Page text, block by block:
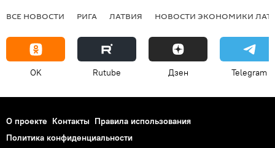
ВСЕ НОВОСТИ РИГА ЛАТВИЯ НОВОСТИ ЭКОНОМИКИ
OK Rutube Дзен Telegram
О проекте Контакты Правила использования
Политика конфиденциальности